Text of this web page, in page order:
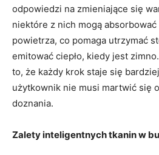
odpowiedzi na zmieniające się
niektóre z nich mogą
powietrza, co pomaga utrzymać
emitować ciepło, kiedy jest
to, że każdy krok staje się
użytkownik nie musi martwić się
doznania.
Zalety inteligentnych tkanin w